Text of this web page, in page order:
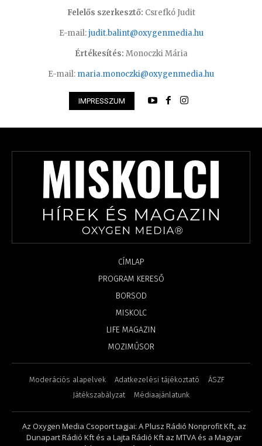
Felelős szerkesztő: Csrefkó Judit
E-mail:judit.balint@oxygenmedia.hu
Értékesítés: Monoczki Mária
E-mail: maria.monoczki@oxygenmedia.hu
IMPRESSZUM
CÍMLAP
PROGRAM KERESŐ
BORSOD
MISKOLC
LIFE MAGAZIN
MOZIMŰSOR
Moderációs alapelvek Adatkezelési tájékoztató
ÁSZF
Játékszabályzat
Médiaajánlatunk
Az Oxygen Media Csoport tagjai: A Plusz Rádió Nonprofit Kft, az
Dunapart Rádió Kft és a Lajta Rádió Kft az MTVA és a Magyar